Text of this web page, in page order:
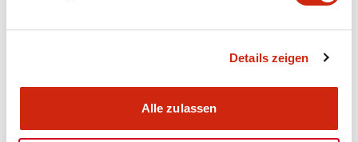
Details zeigen
Alle zulassen